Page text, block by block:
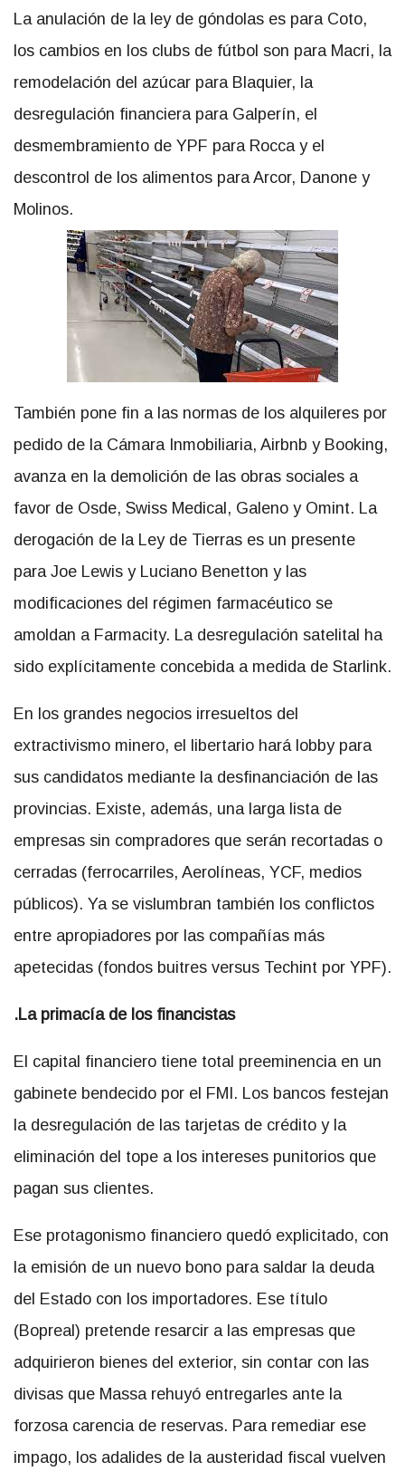
La anulación de la ley de góndolas es para Coto,
los cambios en los clubs de fútbol son para Macri, la
remodelación del azúcar para Blaquier, la
desregulación financiera para Galperín, el
desmembramiento de YPF para Rocca y el
descontrol de los alimentos para Arcor, Danone y
Molinos.
También pone fin a las normas de los alquileres por
pedido de la Cámara Inmobiliaria, Airbnb y Booking,
avanza en la demolición de las obras sociales a
favor de Osde, Swiss Medical, Galeno y Omint. La
derogación de la Ley de Tierras es un presente
para Joe Lewis y Luciano Benetton y las
modificaciones del régimen farmacéutico se
amoldan a Farmacity. La desregulación satelital ha
sido explícitamente concebida a medida de Starlink.
En los grandes negocios irresueltos del
extractivismo minero, el libertario hará lobby para
sus candidatos mediante la desfinanciación de las
provincias. Existe, además, una larga lista de
empresas sin compradores que serán recortadas o
cerradas (ferrocarriles, Aerolíneas, YCF, medios
públicos). Ya se vislumbran también los conflictos
entre apropiadores por las compañías más
apetecidas (fondos buitres versus Techint por YPF).
.La primacía de los financistas
El capital financiero tiene total preeminencia en un
gabinete bendecido por el FMI. Los bancos festejan
la desregulación de las tarjetas de crédito y la
eliminación del tope a los intereses punitorios que
pagan sus clientes.
Ese protagonismo financiero quedó explicitado, con
la emisión de un nuevo bono para saldar la deuda
del Estado con los importadores. Ese título
(Bopreal) pretende resarcir a las empresas que
adquirieron bienes del exterior, sin contar con las
divisas que Massa rehuyó entregarles ante la
forzosa carencia de reservas. Para remediar ese
impago, los adalides de la austeridad fiscal vuelven